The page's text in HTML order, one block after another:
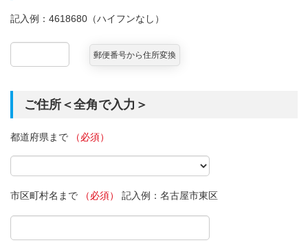
記入例：4618680（ハイフンなし）
ご住所＜全角で入力＞
都道府県まで （必須）
市区町村名まで （必須） 記入例：名古屋市東区